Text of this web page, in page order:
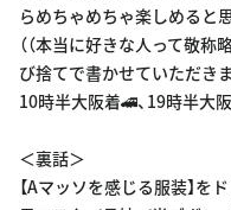
らめちゃめちゃ楽しめると
（（本当に好きな人って敬
び捨てで書かせていただきま
10時半大阪着🚄、19時半大
＜裏話＞
【Aマッソを感じる服装】を